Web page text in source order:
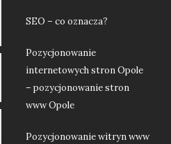
SEO – co oznacza?
Pozycjonowanie
internetowych stron Opole
– pozycjonowanie stron
www Opole
Pozycjonowanie witryn www